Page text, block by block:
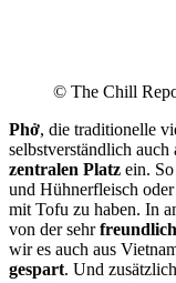
© The Chill
Phở, die traditionelle
selbstverständlich
zentralen Platz ein.
und Hühnerfleisch oder
mit Tofu zu haben. In
von der sehr
wir es auch aus
gespart. Und